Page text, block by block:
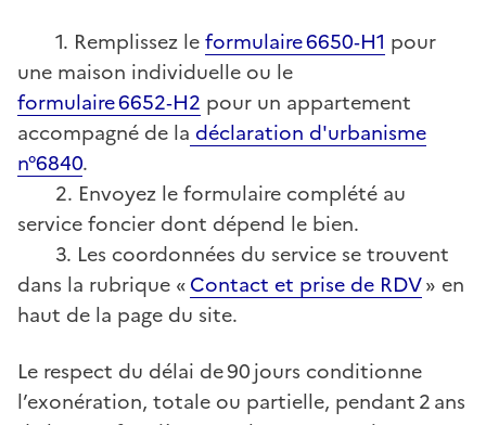
1. Remplissez leformulaire 6650‑H1 pour
une maison individuelle ou le
formulaire 6652‑H2 pour un appartement
accompagné de la déclaration d'urbanisme
n°6840.
2. Envoyez le formulaire complété au
service foncier dont dépend le bien.
3. Les coordonnées du service se trouvent
dans la rubrique «Contact et prise de RDV» en
haut de la page du site.
Le respect du délai de 90 jours conditionne
l’exonération, totale ou partielle, pendant 2 ans